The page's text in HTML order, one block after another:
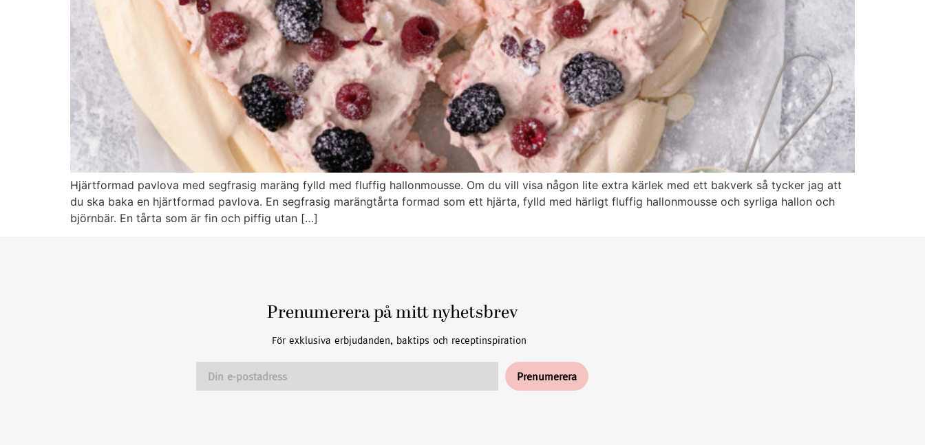
Hjärtformad pavlova med segfrasig maräng fylld med fluffig hallonmousse. Om du vill visa någon lite extra kärlek med ett bakverk så tycker jag att
du ska baka en hjärtformad pavlova. En segfrasig marängtårta formad som ett hjärta, fylld med härligt fluffig hallonmousse och syrliga hallon och
björnbär. En tårta som är fin och piffig utan […]
Prenumerera på mitt nyhetsbrev
För exklusiva erbjudanden, baktips och receptinspiration